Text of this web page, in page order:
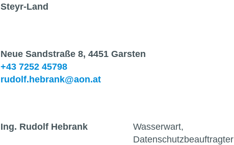
Steyr-Land
Neue Sandstraße 8, 4451 Garsten
+43 7252 45798
rudolf.hebrank@aon.at
Ing. Rudolf Hebrank
Wasserwart,
Datenschutzbeauftragter